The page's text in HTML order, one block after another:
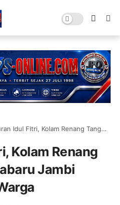
Fitri, Kolam Renang Tanggorajo Kotabaru Jambi Masih Incaran Warga
Kolam Renang
Jambi